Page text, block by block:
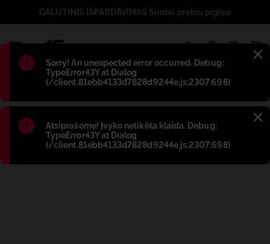
Błąd:
Sorry! An unexpected error occurred. Debug:
TypeError43Y at Dialog
(/client.81ebb4133d7828d9244e.js:2307:698)
Błąd:
Atsiprašome! Įvyko netikėta klaida. Debug:
TypeError43Y at Dialog
(/client.81ebb4133d7828d9244e.js:2307:698)
GALUTINIS IŠPARDAVIMAS Šimtai prekių pigiau